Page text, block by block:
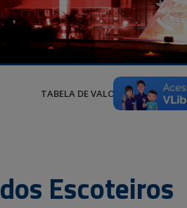
TABELA DE VALORES
Escoteiros